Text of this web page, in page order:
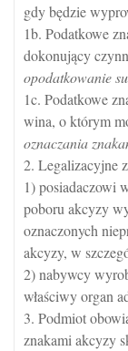
gdy będzie
1b. Podatkowe
dokonujący
opodatkowanie
1c. Podatkowe
wina, o którym
oznaczania
2. Legalizacyjne
1) posiadaczowi
poboru akcyzy
oznaczonych
akcyzy, w
2) nabywcy
właściwy organ
3. Podmiot
znakami akcyzy